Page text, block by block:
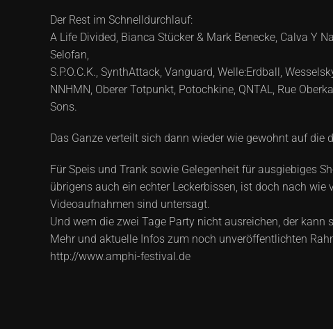
Der Rest im Schnelldurchlauf:
A Life Divided, Bianca Stücker & Mark Benecke, Calva Y
Selofan,
S.P.O.C.K., SynthAttack, Vanguard, Welle:Erdball,
NNHMN, Oberer Totpunkt, Potochkine, QNTAL, Rue
Sons.
Das Ganze verteilt sich dann wieder wie gewohnt auf die
Für Speis und Trank sowie Gelegenheit für ausgiebiges
übrigens auch ein echter Leckerbissen, ist doch nach
Videoaufnahmen sind untersagt.
Und wem die zwei Tage Party nicht ausreichen, der
Mehr und aktuelle Infos zum noch unveröffentlichten
http://www.amphi-festival.de